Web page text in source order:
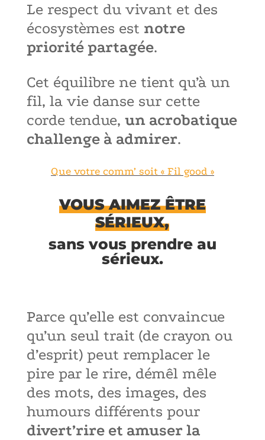
Le respect du vivant et des
écosystèmes est notre
priorité partagée.
Cet équilibre ne tient qu’à un
fil, la vie danse sur cette
corde tendue, un acrobatique
challenge à admirer.
Que votre comm’ soit « Fil good »
VOUS AIMEZ ÊTRE
SÉRIEUX,
sans vous prendre au
sérieux.
Parce qu’elle est convaincue
qu’un seul trait (de crayon ou
d’esprit) peut remplacer le
pire par le rire, démêl mêle
des mots, des images, des
humours différents pour
divert’rire et amuser la